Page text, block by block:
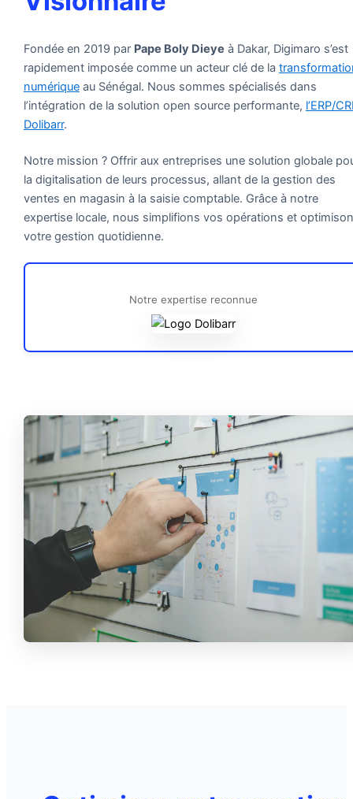
Fondée en 2019 par Pape Boly Dieye à Dakar, Digimaro s’est
rapidement imposée comme un acteur clé de la
numériqueau Sénégal. Nous sommes spécialisés dans
l’intégration de la solution open source performante, l’ERP/
Dolibarr.
Notre mission ? Offrir aux entreprises une solution globale
la digitalisation de leurs processus, allant de la gestion des
ventes en magasin à la saisie comptable. Grâce à notre
expertise locale, nous simplifions vos opérations et
votre gestion quotidienne.
Notre expertise reconnue